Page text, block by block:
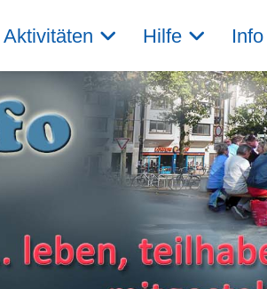
Aktivitäten Hilfe Info